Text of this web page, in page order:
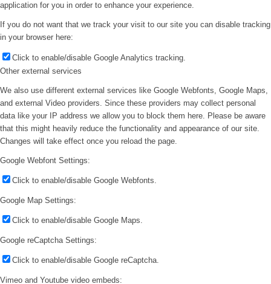
application for you in order to enhance your experience.
If you do not want that we track your visit to our site you can disable tracking
in your browser here:
Click to enable/disable Google Analytics tracking.
Other external services
We also use different external services like Google Webfonts, Google Maps,
and external Video providers. Since these providers may collect personal
data like your IP address we allow you to block them here. Please be aware
that this might heavily reduce the functionality and appearance of our site.
Changes will take effect once you reload the page.
Google Webfont Settings:
Click to enable/disable Google Webfonts.
Google Map Settings:
Click to enable/disable Google Maps.
Google reCaptcha Settings:
Click to enable/disable Google reCaptcha.
Vimeo and Youtube video embeds: